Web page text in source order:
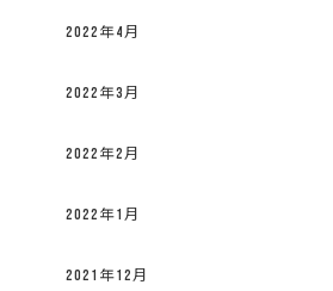
2022年4月
2022年3月
2022年2月
2022年1月
2021年12月